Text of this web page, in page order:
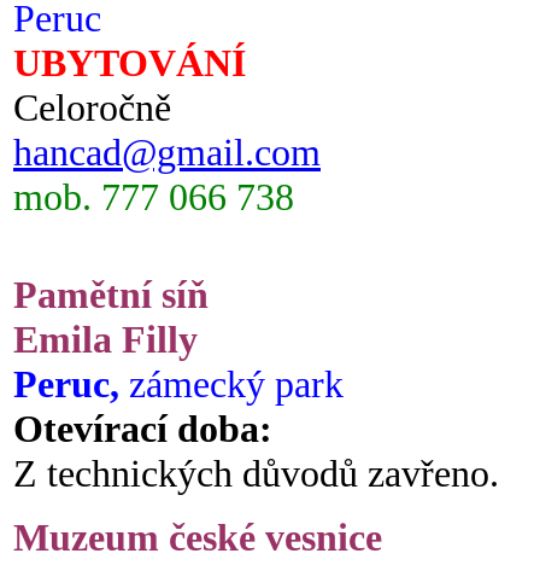
Peruc
UBYTOVÁNÍ
Celoročně
hancad@gmail.com
mob. 777 066 738
Pamětní síň
Emila Filly
Peruc, zámecký park
Otevírací doba:
Z technických důvodů zavřeno.
Muzeum české vesnice